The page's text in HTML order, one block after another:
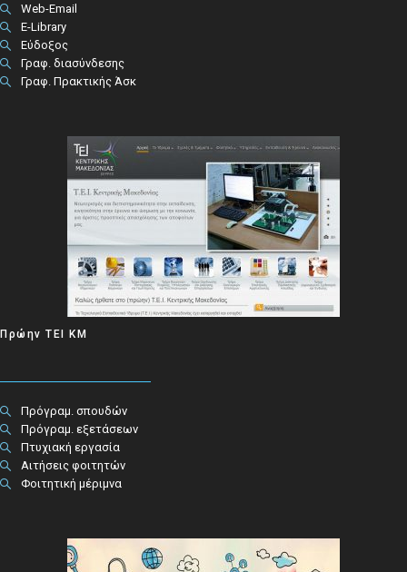
Web-Email
E-Library
Εύδοξος
Γραφ. διασύνδεσης
Γραφ. Πρακτικής Άσκ
Πρώην ΤΕΙ ΚΜ
Πρόγραμ. σπουδών
Πρόγραμ. εξετάσεων
Πτυχιακή εργασία
Αιτήσεις φοιτητών
Φοιτητική μέριμνα